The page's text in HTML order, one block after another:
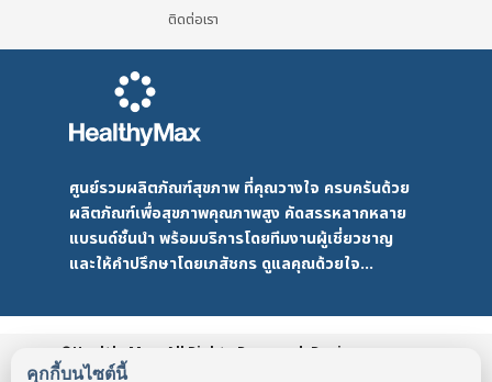
คุกกี้บนไซต์นี้
ติดต่อเรา
ศูนย์รวมผลิตภัณฑ์สุขภาพ ที่คุณวางใจ ครบครันด้วย
ผลิตภัณฑ์เพื่อสุขภาพคุณภาพสูง คัดสรรหลากหลาย
แบรนด์ชั้นนำ พร้อมบริการโดยทีมงานผู้เชี่ยวชาญ
และให้คำปรึกษาโดยเภสัชกร ดูแลคุณด้วยใจ...
©HealthyMax. All Rights Reserved. Design
by DMDHealthyMax